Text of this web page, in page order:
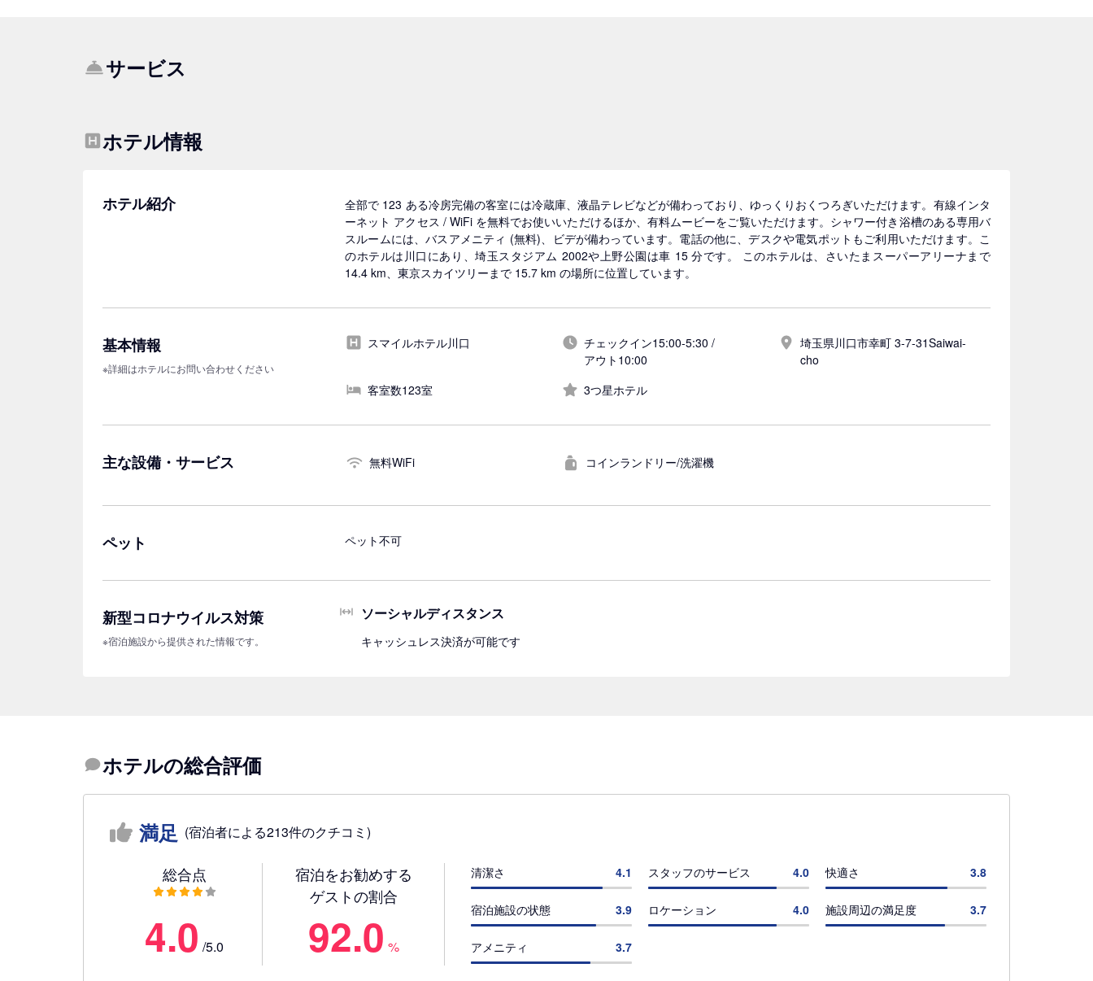
サービス
ホテル情報
ホテル紹介
全部で 123 ある冷房完備の客室には冷蔵庫、液晶テレビなどが備わっており、ゆっくりおくつろぎいただけます。有線インタ
ーネット アクセス / WiFi を無料でお使いいただけるほか、有料ムービーをご覧いただけます。シャワー付き浴槽のある専用バ
スルームには、バスアメニティ (無料)、ビデが備わっています。電話の他に、デスクや電気ポットもご利用いただけます。こ
のホテルは川口にあり、埼玉スタジアム 2002や上野公園は車 15 分です。 このホテルは、さいたまスーパーアリーナまで
14.4 km、東京スカイツリーまで 15.7 km の場所に位置しています。
基本情報
※詳細はホテルにお問い合わせください
スマイルホテル川口
チェックイン15:00-5:30 /
アウト10:00
埼玉県川口市幸町 3-7-31Saiwai-
cho
客室数123室
3つ星ホテル
主な設備・サービス 無料WiFi コインランドリー/洗濯機
ペット ペット不可
新型コロナウイルス対策
※宿泊施設から提供された情報です。
ソーシャルディスタンス
キャッシュレス決済が可能です
ホテルの総合評価
満足 (宿泊者による213件のクチコミ)
総合点
4.0 /5.0
宿泊をお勧めする
ゲストの割合
92.0 %
清潔さ 4.1 スタッフのサービス 4.0 快適さ 3.8
宿泊施設の状態 3.9 ロケーション 4.0 施設周辺の満足度 3.7
アメニティ 3.7